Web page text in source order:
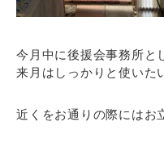
今月中に後援会事務所と
来月はしっかりと使いた
近くをお通りの際にはお